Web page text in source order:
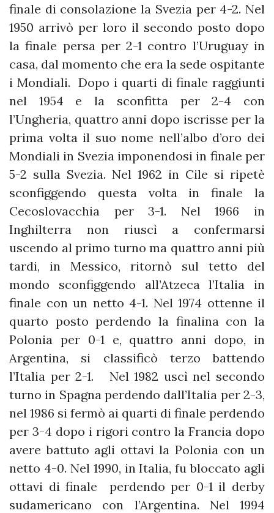
finale di consolazione la Svezia per 4-2. Nel
1950 arrivò per loro il secondo posto dopo
la finale persa per 2-1 contro l’Uruguay in
casa, dal momento che era la sede ospitante
i Mondiali. Dopo i quarti di finale raggiunti
nel 1954 e la sconfitta per 2-4 con
l’Ungheria, quattro anni dopo iscrisse per la
prima volta il suo nome nell’albo d’oro dei
Mondiali in Svezia imponendosi in finale per
5-2 sulla Svezia. Nel 1962 in Cile si ripetè
sconfiggendo questa volta in finale la
Cecoslovacchia per 3-1. Nel 1966 in
Inghilterra non riuscì a confermarsi
uscendo al primo turno ma quattro anni più
tardi, in Messico, ritornò sul tetto del
mondo sconfiggendo all’Atzeca l’Italia in
finale con un netto 4-1. Nel 1974 ottenne il
quarto posto perdendo la finalina con la
Polonia per 0-1 e, quattro anni dopo, in
Argentina, si classificò terzo battendo
l’Italia per 2-1. Nel 1982 uscì nel secondo
turno in Spagna perdendo dall’Italia per 2-3,
nel 1986 si fermò ai quarti di finale perdendo
per 3-4 dopo i rigori contro la Francia dopo
avere battuto agli ottavi la Polonia con un
netto 4-0. Nel 1990, in Italia, fu bloccato agli
ottavi di finale perdendo per 0-1 il derby
sudamericano con l’Argentina. Nel 1994